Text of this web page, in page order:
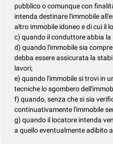
pubblico o comunque con
intenda destinare l'immobile
altro immobile idoneo e di cui il
c) quando il conduttore abbia
d) quando l'immobile sia
debba essere assicurata la
lavori;
e) quando l'immobile si trovi in
tecniche lo sgombero
f) quando, senza che si sia
continuativamente l'immobile
g) quando il locatore intenda
a quello eventualmente adibito